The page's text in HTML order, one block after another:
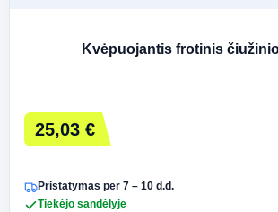
Kvėpuojantis frotinis
25,03 €
Pristatymas per 7 – 10 d.d.
Tiekėjo sandėlyje